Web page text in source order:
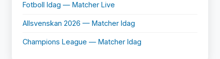
Fotboll Idag — Matcher Live
Allsvenskan 2026 — Matcher Idag
Champions League — Matcher Idag